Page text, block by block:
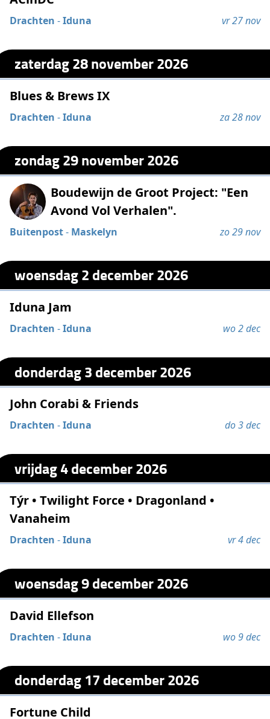
Drachten -Iduna vr 27 nov
zaterdag 28 november 2026
Blues & Brews IX
Drachten -Iduna za 28 nov
zondag 29 november 2026
Boudewijn de Groot Project: "Een
Avond Vol Verhalen".
Buitenpost- Maskelyn zo 29 nov
woensdag 2 december 2026
Iduna Jam
Drachten -Iduna wo 2 dec
donderdag 3 december 2026
John Corabi & Friends
Drachten -Iduna do 3 dec
vrijdag 4 december 2026
Týr • Twilight Force • Dragonland •
Vanaheim
Drachten -Iduna vr 4 dec
woensdag 9 december 2026
David Ellefson
Drachten -Iduna wo 9 dec
donderdag 17 december 2026
Fortune Child